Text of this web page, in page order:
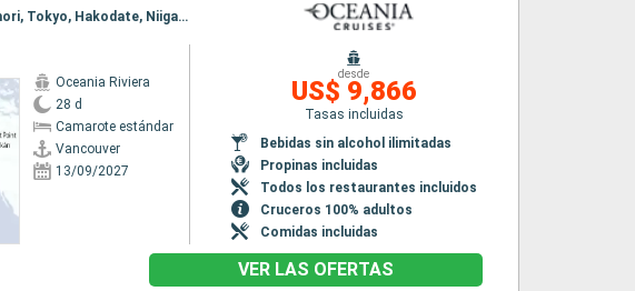
Itinerario : Vancouver, Ketchikán, Sitka, Icy Strait Point, Whittier, aomori, Tokyo, Hakodate, Niigata, Kanazawa, Sakai-Minato, Busan, Hiroshima, Kochi, Kobe, Shimizu, Tokyo
Oceania Riviera
28 d
Camarote estándar
Vancouver
13/09/2027
desde
US$ 9,866
Tasas incluidas
Bebidas sin alcohol ilimitadas
Propinas incluidas
Todos los restaurantes incluidos
Cruceros 100% adultos
Comidas incluidas
VER LAS OFERTAS